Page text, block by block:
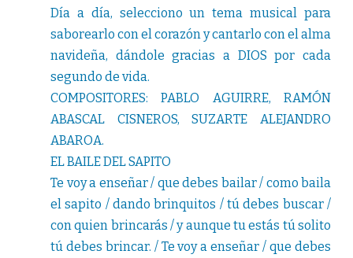
Día a día, selecciono un tema musical para
saborearlo con el corazón y cantarlo con el alma
navideña, dándole gracias a DIOS por cada
segundo de vida.
COMPOSITORES: PABLO AGUIRRE, RAMÓN
ABASCAL CISNEROS, SUZARTE ALEJANDRO
ABAROA.
EL BAILE DEL SAPITO
Te voy a enseñar / que debes bailar / como baila
el sapito / dando brinquitos / tú debes buscar /
con quien brincarás / y aunque tu estás tú solito
tú debes brincar. / Te voy a enseñar / que debes